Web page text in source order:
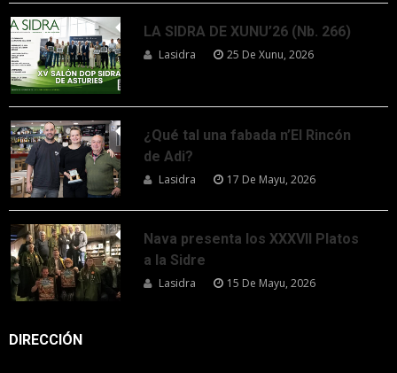
LA SIDRA DE XUNU’26 (Nb. 266)
Lasidra 25 De Xunu, 2026
¿Qué tal una fabada n’El Rincón
de Adi?
Lasidra 17 De Mayu, 2026
Nava presenta los XXXVII Platos
a la Sidre
Lasidra 15 De Mayu, 2026
DIRECCIÓN